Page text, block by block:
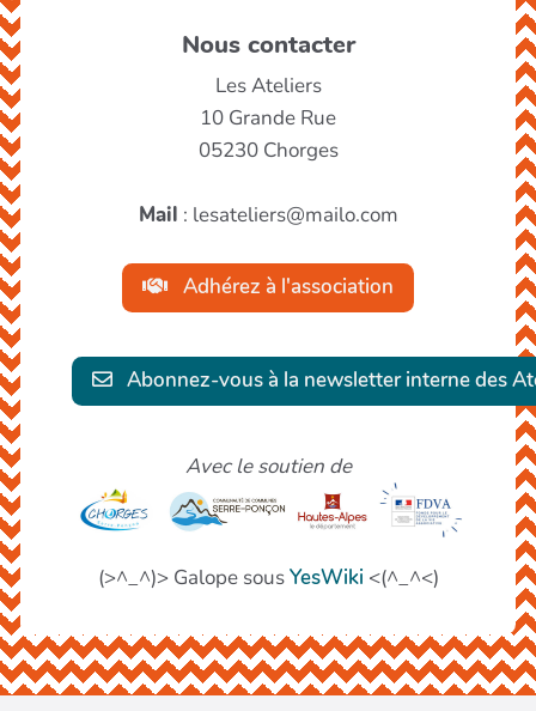
Nous contacter
Les Ateliers
10 Grande Rue
05230 Chorges
Mail : lesateliers@mailo.com
Adhérez à l'association
Abonnez-vous à la newsletter interne des
Avec le soutien de
(>^_^)> Galope sousYesWiki <(^_^<)